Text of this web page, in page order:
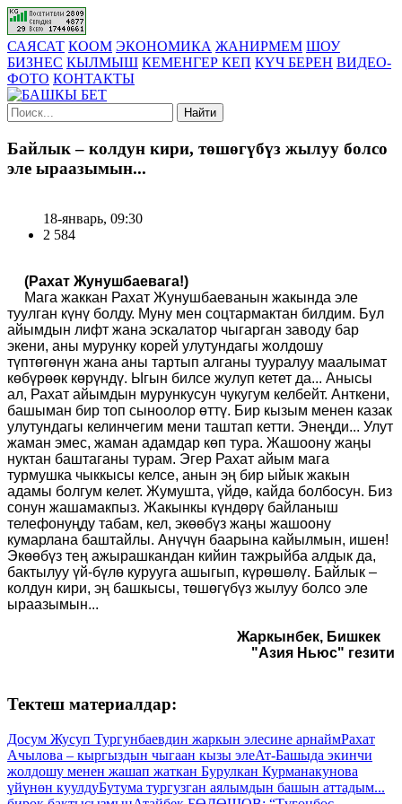
САЯСАТ КООМ ЭКОНОМИКА ЖАНИРМЕМ ШОУ
БИЗНЕС КЫЛМЫШ КЕМЕНГЕР КЕП КҮЧ БЕРЕН ВИДЕО-
ФОТО КОНТАКТЫ
Найти
Байлык – колдун кири, төшөгүбүз жылуу болсо
эле ыраазымын...
18-январь, 09:30
2 584
(Рахат Жунушбаевага!)
Мага жаккан Рахат Жунушбаеванын жакында эле
туулган күнү болду. Муну мен соцтармактан билдим. Бул
айымдын лифт жана эскалатор чыгарган заводу бар
экени, аны мурунку корей улутундагы жолдошу
түптөгөнүн жана аны тартып алганы тууралуу маалымат
көбүрөөк көрүндү. Ыгын билсе жулуп кетет да... Анысы
ал, Рахат айымдын мурункусун чукугум келбейт. Анткени,
башыман бир топ сыноолор өттү. Бир кызым менен казак
улутундагы келинчегим мени таштап кетти. Энеңди... Улут
жаман эмес, жаман адамдар көп тура. Жашоону жаңы
нуктан баштаганы турам. Эгер Рахат айым мага
турмушка чыккысы келсе, анын эң бир ыйык жакын
адамы болгум келет. Жумушта, үйдө, кайда болбосун. Биз
сонун жашамакпыз. Жакынкы күндөрү байланыш
телефонуңду табам, кел, экөөбүз жаңы жашоону
кумарлана баштайлы. Анүчүн баарына кайылмын, ишен!
Экөөбүз тең ажырашкандан кийин тажрыйба алдык да,
бактылуу үй-бүлө курууга ашыгып, күрөшөлү. Байлык –
колдун кири, эң башкысы, төшөгүбүз жылуу болсо эле
ыраазымын...
Жаркынбек, Бишкек
"Азия Ньюс" гезити
Тектеш материалдар:
Досум Жусуп Тургунбаевдин жаркын элесине арнаймРахат
Ачылова – кыргыздын чыгаан кызы элеАт-Башыда экинчи
жолдошу менен жашап жаткан Бурулкан Курманакунова
үйүнөн куулдуБутума тургузган аялымдын башын аттадым...